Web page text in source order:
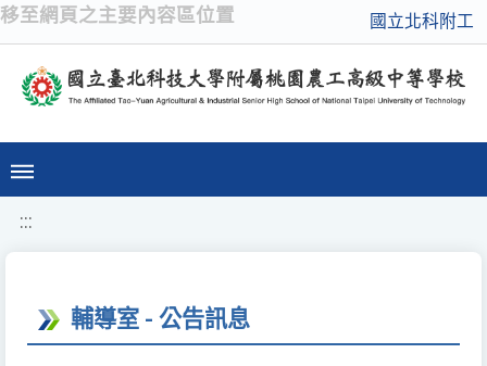
移至網頁之主要內容區位置 國立北科附工
:::
輔導室 - 公告訊息